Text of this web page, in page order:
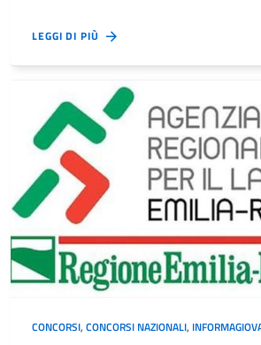
LEGGI DI PIÙ
CONCORSI, CONCORSI NAZIONALI,